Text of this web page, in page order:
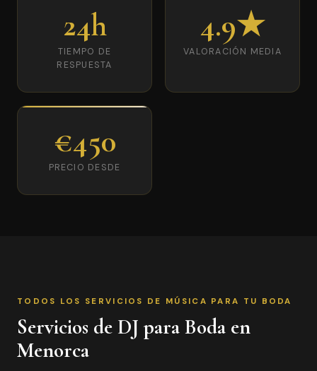
24h
TIEMPO DE
RESPUESTA
4.9★
VALORACIÓN MEDIA
€450
PRECIO DESDE
TODOS LOS SERVICIOS DE MÚSICA PARA TU BODA
Servicios de DJ para Boda en
Menorca